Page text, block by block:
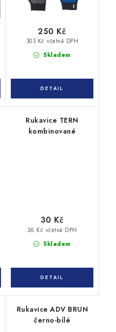
Skladem
303 Kč včetně DPH
250 Kč
Rukavice TERN
kombinované
Skladem
36 Kč včetně DPH
30 Kč
Rukavice ADV BRUN
černo-bílé